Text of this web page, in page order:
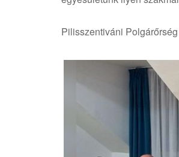
Pilisszentiváni